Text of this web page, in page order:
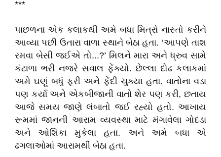
***
પાછળના એક કલાકથી અમે બધા મિત્રો નાસ્તો કરીને
આવ્યા પછી ઉતારા વાળા સ્થાને બેઠા હતા. ‘આપણે તાશ
રમવા બેસી જઈએ તો...?’ મિલને મારા અને ધ્રુવ સામે
કંટાળા ભરી નજરે સવાલ ફેંક્યો. છેલ્લા દોઢ કલાકમાં
અમે ઘણું બધું ફરી અને ફેંદી ચુક્યા હતા. વાતોના વડા
પણ કર્યા અને એકબીજાની વાતો શેર પણ કરી, છતાય
આજે સમય જાણે લંબાતો જઈ રહ્યો હતો. આખાય
રૂમમાં જાનની આરામ વ્યવસ્થા માટે મંગાવેલા ગોદડા
અને ઓશિકા મુકેલા હતા. અને અમે બધા એ
ઢગલાઓમાં આરામથી બેઠા હતા.